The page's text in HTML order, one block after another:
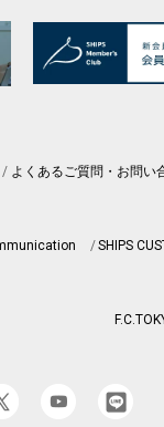
よくあるご質問・お問い
SHIPS